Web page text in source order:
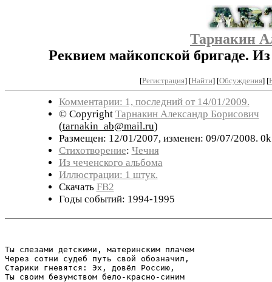
Тарнакин
Реквием майкопской бригаде.
[Регистрация] [Найти] [Обсуждения] [
Комментарии: 1, последний от 14/01/2009.
© Copyright Тарнакин Александр Борисович
(tarnakin_ab@mail.ru)
Размещен: 12/01/2007, изменен: 09/07/2008.
Стихотворение: Чечня
Из чеченского альбома
Иллюстрации: 1 штук.
Скачать FB2
Годы событий: 1994-1995
Ты слезами детскими, материнским плачем
Через сотни судеб путь свой обозначил,
Старики гневятся: Эх, довёл Россию,
Ты своим безумством бело-красно-синим